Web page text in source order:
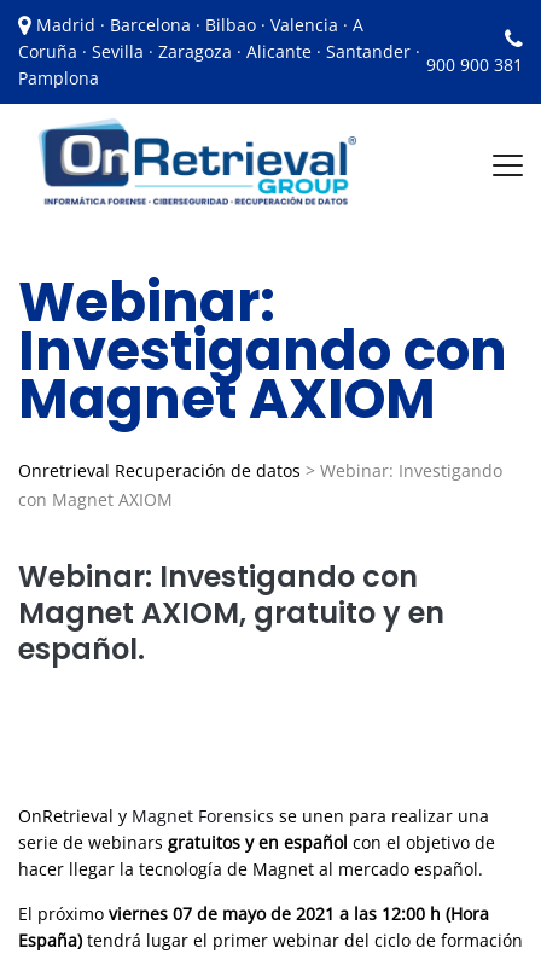
Madrid · Barcelona · Bilbao · Valencia · A
Coruña · Sevilla · Zaragoza · Alicante · Santander ·
Pamplona
900 900 381
Webinar:
Investigando con
Magnet AXIOM
Onretrieval Recuperación de datos > Webinar: Investigando
con Magnet AXIOM
Webinar: Investigando con
Magnet AXIOM, gratuito y en
español.
OnRetrieval y Magnet Forensics se unen para realizar una
serie de webinars gratuitos y en español con el objetivo de
hacer llegar la tecnología de Magnet al mercado español.
El próximo viernes 07 de mayo de 2021 a las 12:00 h (Hora
España) tendrá lugar el primer webinar del ciclo de formación